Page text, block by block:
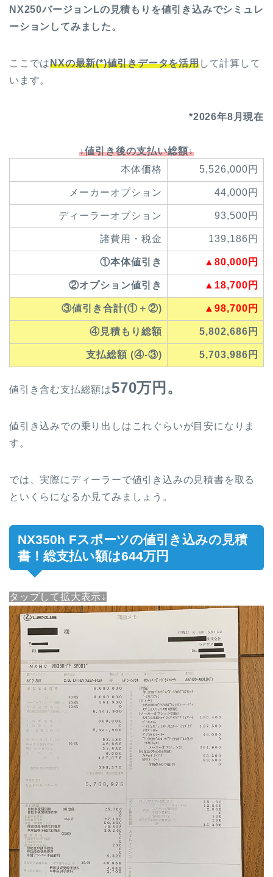
NX250バージョンLの見積もりを値引き込みでシミュレ
ーションしてみました。
ここではNXの最新(*)値引きデータを活用して計算して
います。
*2026年8月現在
↓値引き後の支払い総額↓
本体価格
5,526,000円
メーカーオプション 44,000円
ディーラーオプション 93,500円
諸費用・税金 139,186円
①本体値引き ▲80,000円
②オプション値引き ▲18,700円
③値引き合計(①＋②) ▲98,700円
④見積もり総額 5,802,686円
支払総額 (④-③) 5,703,986円
値引き含む支払総額は570万円。
値引き込みでの乗り出しはこれぐらいが目安になりま
す。
では、実際にディーラーで値引き込みの見積書を取る
といくらになるか見てみましょう。
NX350h Fスポーツの値引き込みの見積
書！総支払い額は644万円
タップして拡大表示↓